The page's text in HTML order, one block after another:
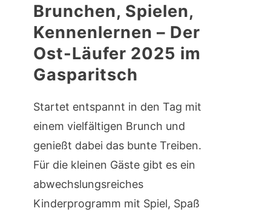
Brunchen, Spielen,
Kennenlernen – Der
Ost-Läufer 2025 im
Gasparitsch
Startet entspannt in den Tag mit
einem vielfältigen Brunch und
genießt dabei das bunte Treiben.
Für die kleinen Gäste gibt es ein
abwechslungsreiches
Kinderprogramm mit Spiel, Spaß